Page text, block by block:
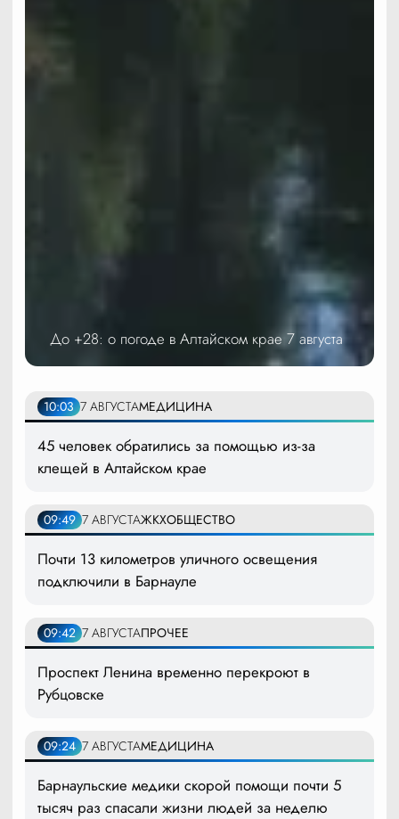
До +28: о погоде в Алтайском крае 7 августа
10:03 7 АВГУСТАМЕДИЦИНА
45 человек обратились за помощью из-за
клещей в Алтайском крае
09:49 7 АВГУСТАЖКХОБЩЕСТВО
Почти 13 километров уличного освещения
подключили в Барнауле
09:42 7 АВГУСТАПРОЧЕЕ
Проспект Ленина временно перекроют в
Рубцовске
09:24 7 АВГУСТАМЕДИЦИНА
Барнаульские медики скорой помощи почти 5
тысяч раз спасали жизни людей за неделю